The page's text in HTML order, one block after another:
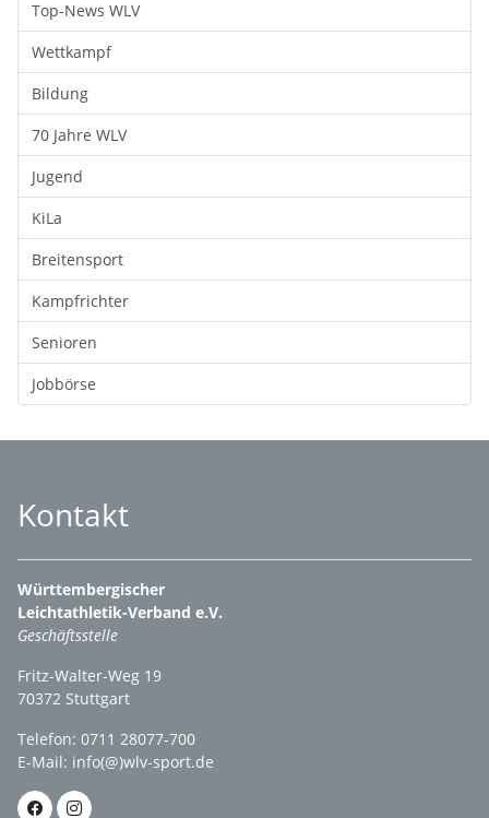
Top-News WLV
Wettkampf
Bildung
70 Jahre WLV
Jugend
KiLa
Breitensport
Kampfrichter
Senioren
Jobbörse
Kontakt
Württembergischer
Leichtathletik-Verband e.V.
Geschäftsstelle
Fritz-Walter-Weg 19
70372 Stuttgart
Telefon: 0711 28077-700
E-Mail: info(@)wlv-sport.de